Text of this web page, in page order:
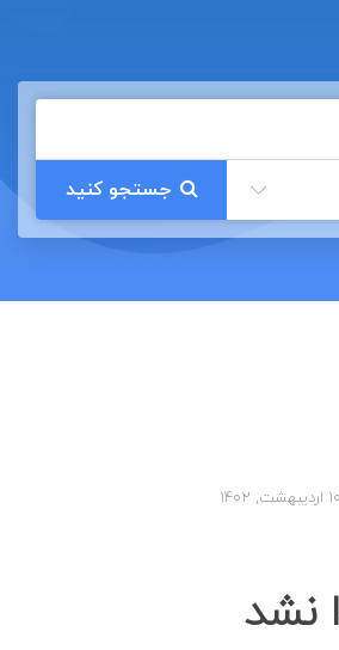
جستجو کنید
نشد